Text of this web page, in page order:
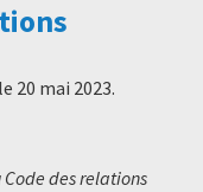
le 20 mai 2023.
des relations